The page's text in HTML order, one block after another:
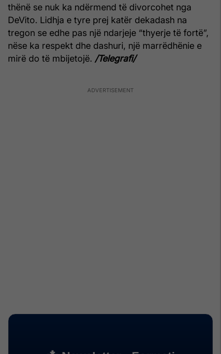
thënë se nuk ka ndërmend të divorcohet nga
DeVito. Lidhja e tyre prej katër dekadash na
tregon se edhe pas një ndarjeje “thyerje të fortë”,
nëse ka respekt dhe dashuri, një marrëdhënie e
mirë do të mbijetojë. /Telegrafi/